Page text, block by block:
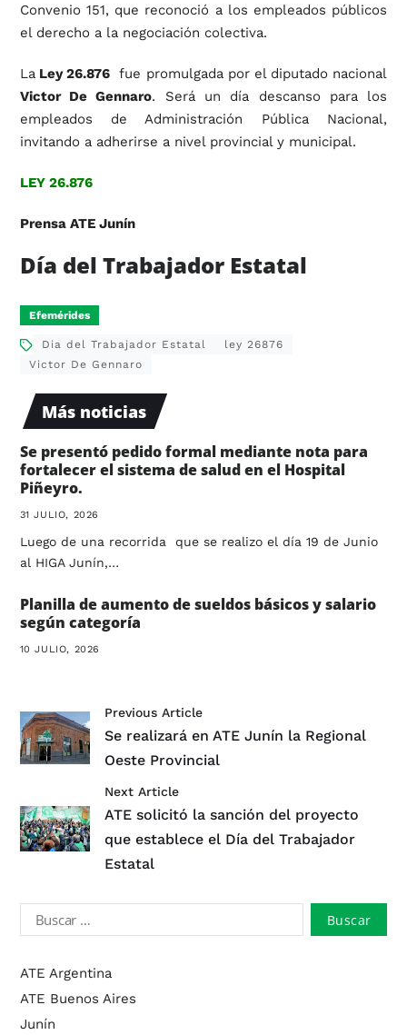
Convenio 151, que reconoció a los empleados públicos
el derecho a la negociación colectiva.
La Ley 26.876 fue promulgada por el diputado nacional
Victor De Gennaro. Será un día descanso para los
empleados de Administración Pública Nacional,
invitando a adherirse a nivel provincial y municipal.
LEY 26.876
Prensa ATE Junín
Día del Trabajador Estatal
Efemérides
Dia del Trabajador Estatal
ley 26876
Victor De Gennaro
Más noticias
Se presentó pedido formal mediante nota para
fortalecer el sistema de salud en el Hospital
Piñeyro.
31 JULIO, 2026
Luego de una recorrida que se realizo el día 19 de Junio
al HIGA Junín,…
Planilla de aumento de sueldos básicos y salario
según categoría
10 JULIO, 2026
Previous Article
Se realizará en ATE Junín la Regional
Oeste Provincial
Next Article
ATE solicitó la sanción del proyecto
que establece el Día del Trabajador
Estatal
ATE Argentina
ATE Buenos Aires
Junín